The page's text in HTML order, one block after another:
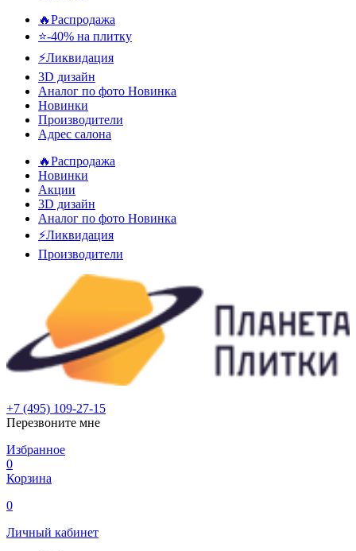
🔥Распродажа
⭐-40% на плитку
⚡️Ликвидация
3D дизайн
Аналог по фото Новинка
Новинки
Производители
Адрес салона
🔥Распродажа
Новинки
Акции
3D дизайн
Аналог по фото Новинка
⚡Ликвидация
Производители
+7 (495) 109-27-15
Перезвоните мне
Избранное
0
Корзина
0
Личный кабинет